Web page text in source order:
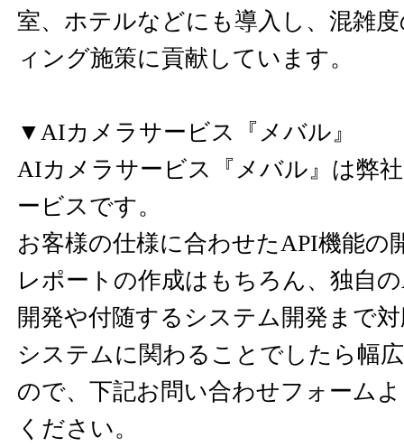
室、ホテルなどにも導入し、混雑
ィング施策に貢献しています。
▼AIカメラサービス『メバル』
AIカメラサービス『メバル』は弊
ービスです。
お客様の仕様に合わせたAPI機能の
レポートの作成はもちろん、独自
開発や付随するシステム開発まで
システムに関わることでしたら幅
ので、下記お問い合わせフォーム
ください。